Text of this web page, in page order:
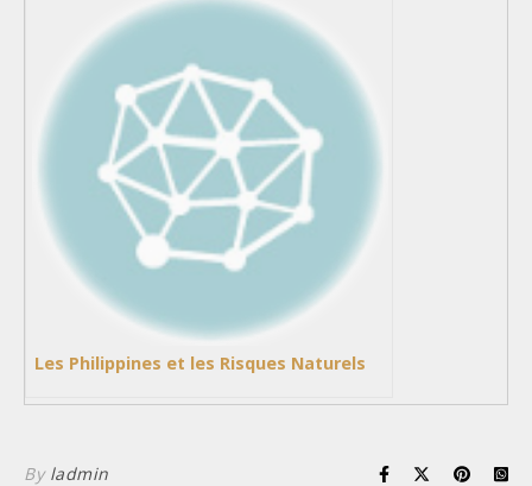
Les Philippines et les Risques Naturels
By ladmin